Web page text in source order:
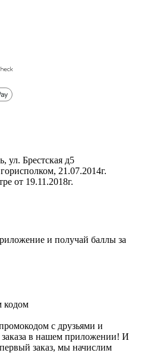
ул. Брестская д5
21.07.2014г.
от 19.11.2018г.
и получай баллы за
кодом
с друзьями и
заказа в нашем приложении! И
заказ, мы начислим